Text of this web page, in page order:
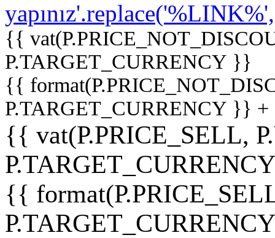
{{
P.TARGET_CURRENCY }}
{{
P.TARGET_CURRENCY }}
{{ vat(P.PRICE_SELL,
{{